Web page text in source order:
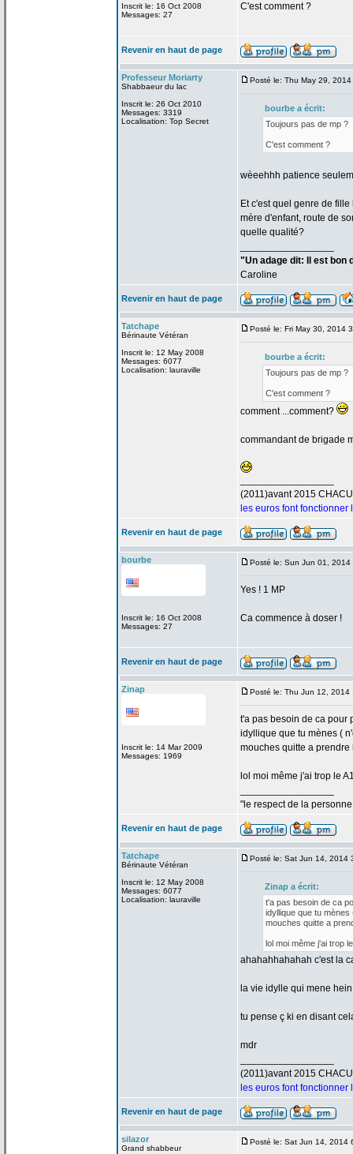
Inscrit le: 16 Oct 2008
Messages: 27
C'est comment ?
Revenir en haut de page
Professeur Moriarty
Shabbaeur du lac
Inscrit le: 26 Oct 2010
Messages: 3319
Localisation: Top Secret
Posté le: Thu May 29,
bourbe a écrit:
Toujours pas de mp ?
C'est comment ?
wèeehhh patience
Et c'est quel genre de fille
mère d'enfant, route de
quelle qualité?
"Un adage dit: Il est bon
Caroline
Revenir en haut de page
Tatchape
Bérinaute Vétéran
Inscrit le: 12 May 2008
Messages: 6077
Localisation: lauraville
Posté le: Fri May 30, 2014
bourbe a écrit:
Toujours pas de mp ?
C'est comment ?
comment ...comment?
commandant de brigade
(2011)avant 2015
les euros font fonctionner
Revenir en haut de page
bourbe
Inscrit le: 16 Oct 2008
Messages: 27
Posté le: Sun Jun 01, 2014
Yes ! 1 MP
Ca commence à doser !
Revenir en haut de page
Zinap
Inscrit le: 14 Mar 2009
Messages: 1969
Posté le: Thu Jun 12, 2014
t'a pas besoin de ca pour
idyllique que tu mènes (
mouches quitte a prendre
lol moi même j'ai trop le
"le respect de la
Revenir en haut de page
Tatchape
Bérinaute Vétéran
Inscrit le: 12 May 2008
Messages: 6077
Localisation: lauraville
Posté le: Sat Jun 14, 2014
Zinap a écrit:
t'a pas besoin de ca
idyllique que tu mènes
mouches quitte a
lol moi même j'ai trop
ahahahhahahah c'est la
la vie idylle qui mene
tu pense ç ki en disant
mdr
(2011)avant 2015
les euros font fonctionner
Revenir en haut de page
silazor
Grand shabbeur
Posté le: Sat Jun 14, 2014